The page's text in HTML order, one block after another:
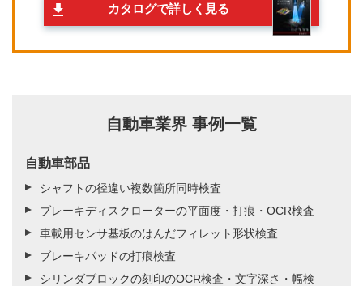
カタログで詳しく見る
自動車業界 事例一覧
自動車部品
シャフトの径違い複数箇所同時検査
ブレーキディスクローターの平面度・打痕・OCR検査
車載用センサ基板のはんだフィレット形状検査
ブレーキパッドの打痕検査
シリンダブロックの刻印のOCR検査・文字深さ・幅検